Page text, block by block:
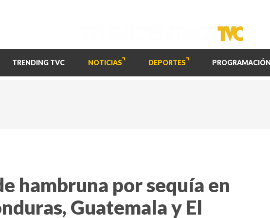
TRENDING TVC NOTICIAS DEPORTES PROGRAMACIÓN
hambruna por sequía en
Guatemala y El